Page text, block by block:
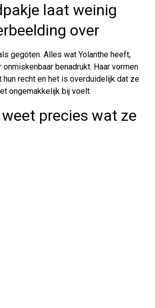
laat weinig
over
gegoten. Alles wat Yolanthe heeft,
benadrukt. Haar vormen
recht en het is overduidelijk dat ze
ongemakkelijk bij voelt.
precies wat ze